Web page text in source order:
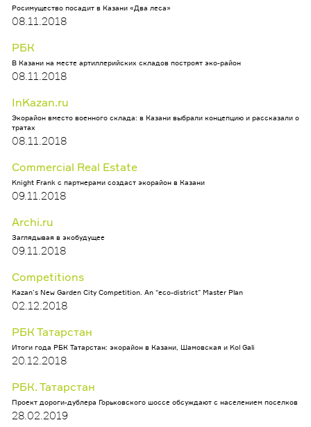
Росимущество посадит в Казани «Два леса»
08.11.2018
РБК
В Казани на месте артиллерийских складов построят эко-район
08.11.2018
InKazan.ru
Экорайон вместо военного склада: в Казани выбрали концепцию и рассказали о
тратах
08.11.2018
Commercial Real Estate
Knight Frank с партнерами создаст экорайон в Казани
09.11.2018
Archi.ru
Заглядывая в экобудущее
09.11.2018
Competitions
Kazan’s New Garden City Competition. An “eco-district” Master Plan
02.12.2018
РБК Татарстан
Итоги года РБК Татарстан: экорайон в Казани, Шамовская и Kol Gali
20.12.2018
РБК. Татарстан
Проект дороги-дублера Горьковского шоссе обсуждают с населением поселков
28.02.2019